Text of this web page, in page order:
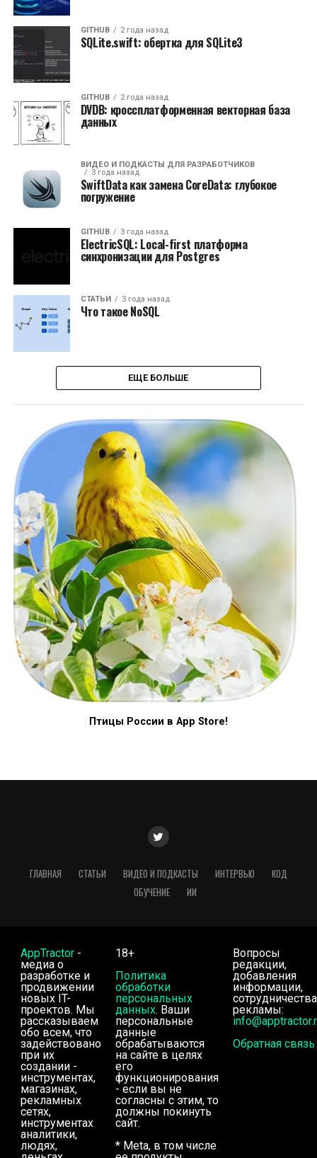
GITHUB 2 года назад
SQLite.swift: обертка для SQLite3
GITHUB 2 года назад
DVDB: кроссплатформенная векторная база
данных
ВИДЕО И ПОДКАСТЫ ДЛЯ РАЗРАБОТЧИКОВ
3 года назад
SwiftData как замена CoreData: глубокое
погружение
GITHUB 3 года назад
ElectricSQL: Local-first платформа
синхронизации для Postgres
СТАТЬИ 3 года назад
Что такое NoSQL
ЕЩЕ БОЛЬШЕ
Птицы России в App Store!
ГЛАВНАЯ СТАТЬИ ВИДЕО И ПОДКАСТЫ ИНТЕРВЬЮ
КОД
ОБУЧЕНИЕ
ИИ
AppTractor-
медиа о
разработке и
продвижении
новых IT-
проектов. Мы
рассказываем
обо всем, что
задействовано
при их
создании -
инструментах,
магазинах,
рекламных
сетях,
инструментах
аналитики,
людях,
18+
Политика
обработки
персональных
данных. Ваши
персональные
данные
обрабатываются
на сайте в целях
его
функционирования
- если вы не
согласны с этим, то
должны покинуть
сайт.
* Meta, в том числе
Вопросы
редакции,
добавления
информации,
рекламы:
Обратная связь